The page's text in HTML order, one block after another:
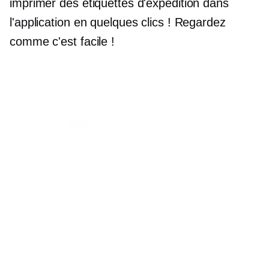
imprimer des étiquettes d'expédition dans
l'application en quelques clics ! Regardez
comme c'est facile !